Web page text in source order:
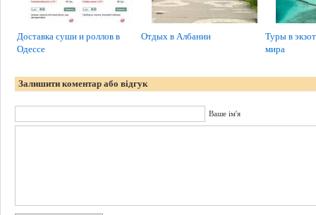
Доставка суши и роллов в
Одессе
Отдых в Албании
Туры в
мира
Залишити коментар або відгук
Ваше ім'я